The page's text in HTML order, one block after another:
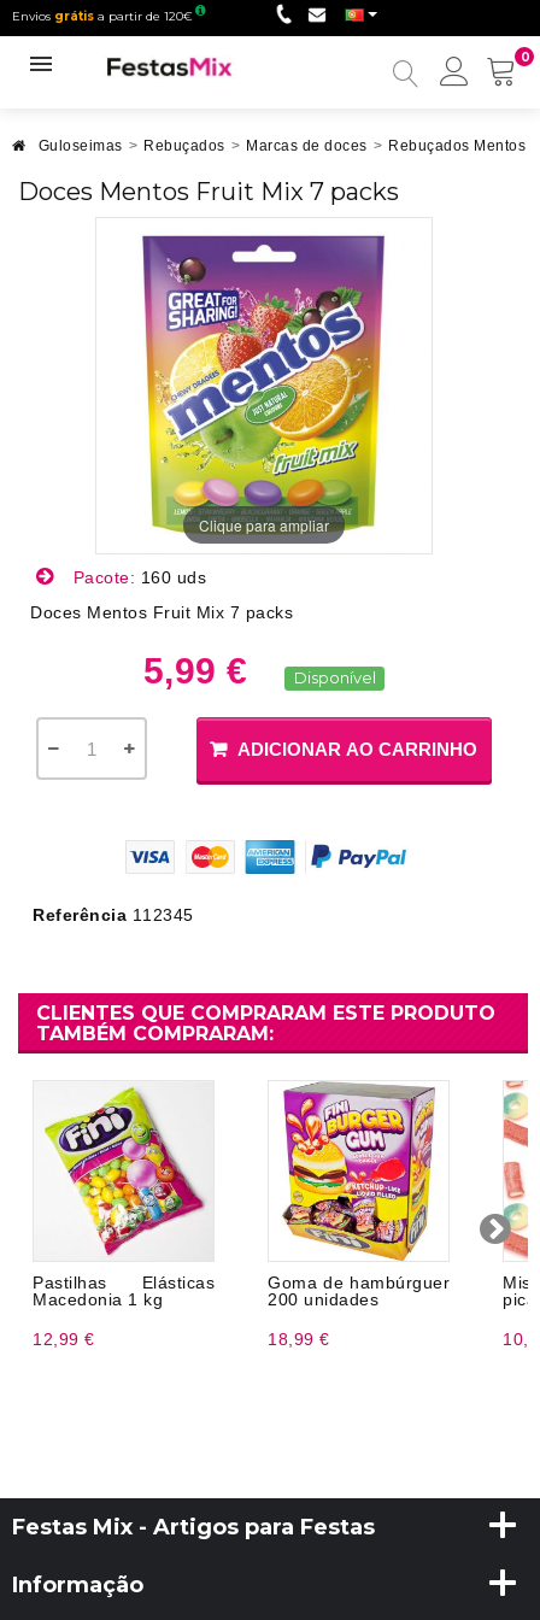
Envios grátis a partir de 120€
0
Minha
Guloseimas > Rebuçados > Marcas de doces > Rebuçados Mentos
Doces Mentos Fruit Mix 7 packs
Clique para ampliar
Pacote: 160 uds
Doces Mentos Fruit Mix 7 packs
5,99 € Disponível
ADICIONAR AO CARRINHO
Referência 112345
CLIENTES QUE COMPRARAM ESTE PRODUTO
TAMBÉM COMPRARAM:
Pastilhas Elásticas
Macedonia 1 kg
12,99 €
Goma de hambúrguer
200 unidades
18,99 €
Festas Mix - Artigos para Festas
Informação